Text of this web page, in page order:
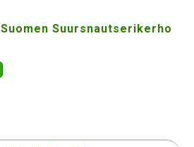
Suomen Suursnautserikerho